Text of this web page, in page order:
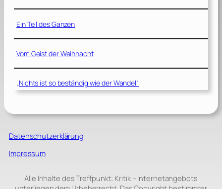
Ein Teil des Ganzen
Vom Geist der Weihnacht
„Nichts ist so beständig wie der Wandel“
Datenschutzerklärung
Impressum
Alle Inhalte des Treffpunkt: Kritik – Internetangebots